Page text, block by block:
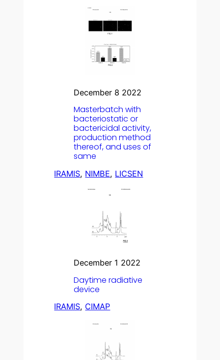
December 8 2022
Masterbatch with
bacteriostatic or
bactericidal activity,
production method
thereof, and uses of
same
IRAMIS, NIMBE, LICSEN
December 1 2022
Daytime radiative
device
IRAMIS, CIMAP